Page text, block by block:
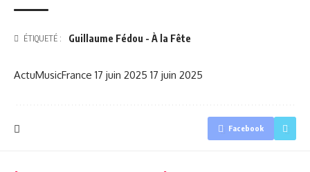
ÉTIQUETÉ : Guillaume Fédou - À la Fête
ActuMusicFrance 17 juin 2025 17 juin 2025
Facebook